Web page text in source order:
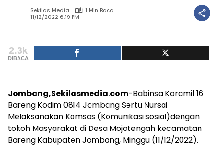
Sekilas Media
1 Min Baca
11/12/2022 6:19 PM
2.3k
DIBACA
Jombang,Sekilasmedia.com-Babinsa Koramil 16
Bareng Kodim 0814 Jombang Sertu Nursai
Melaksanakan Komsos (Komunikasi sosial)dengan
tokoh Masyarakat di Desa Mojotengah kecamatan
Bareng Kabupaten Jombang, Minggu (11/12/2022).